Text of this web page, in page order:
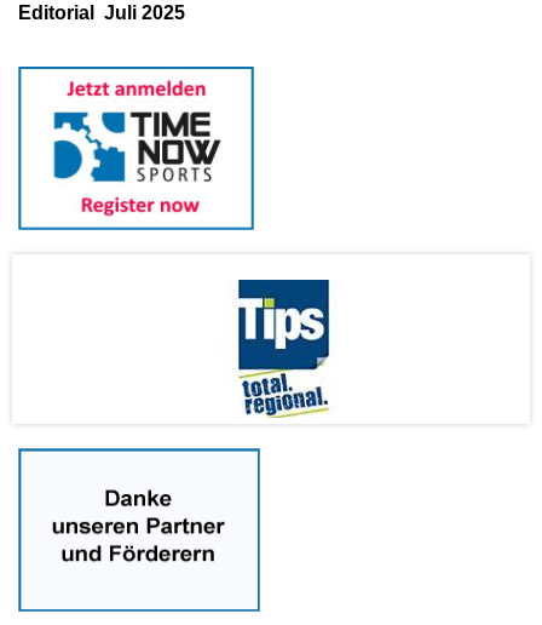
Editorial Juli 2025